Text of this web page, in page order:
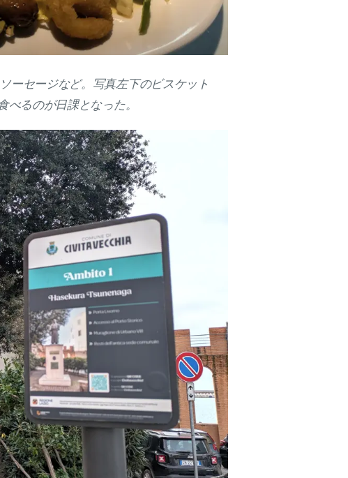
ーセージなど。写真左下のビスケット
るのが日課となった。